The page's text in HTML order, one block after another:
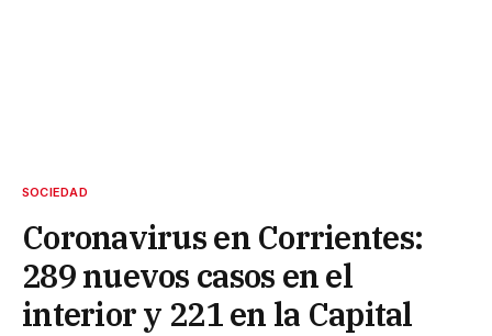
SOCIEDAD
Coronavirus en Corrientes:
289 nuevos casos en el
interior y 221 en la Capital